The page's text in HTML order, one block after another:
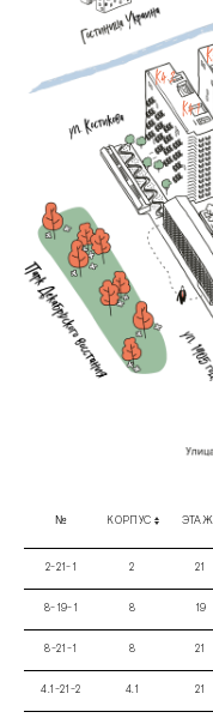
№ КОРПУС ЭТАЖ
2-21-1 2 21
8-19-1 8 19
8-21-1 8 21
4.1-21-2 4.1 21